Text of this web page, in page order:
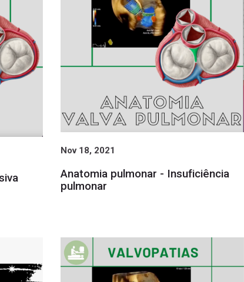
Nov 18, 2021
Anatomia pulmonar - Insuficiência
pulmonar